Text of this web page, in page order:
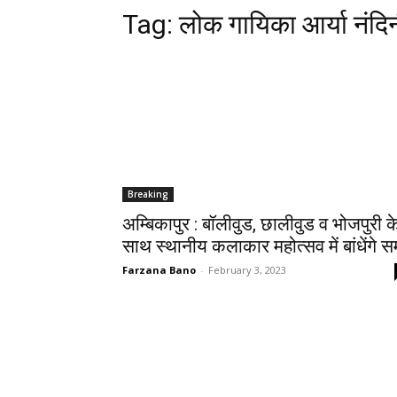
Tag:लोक गायिका आर्या
Breaking
अम्बिकापुर : बॉलीवुड, छालीवुड व भोजपुरी
साथ स्थानीय कलाकार महोत्सव में बांधेंगे
Farzana Bano - February 3, 2023